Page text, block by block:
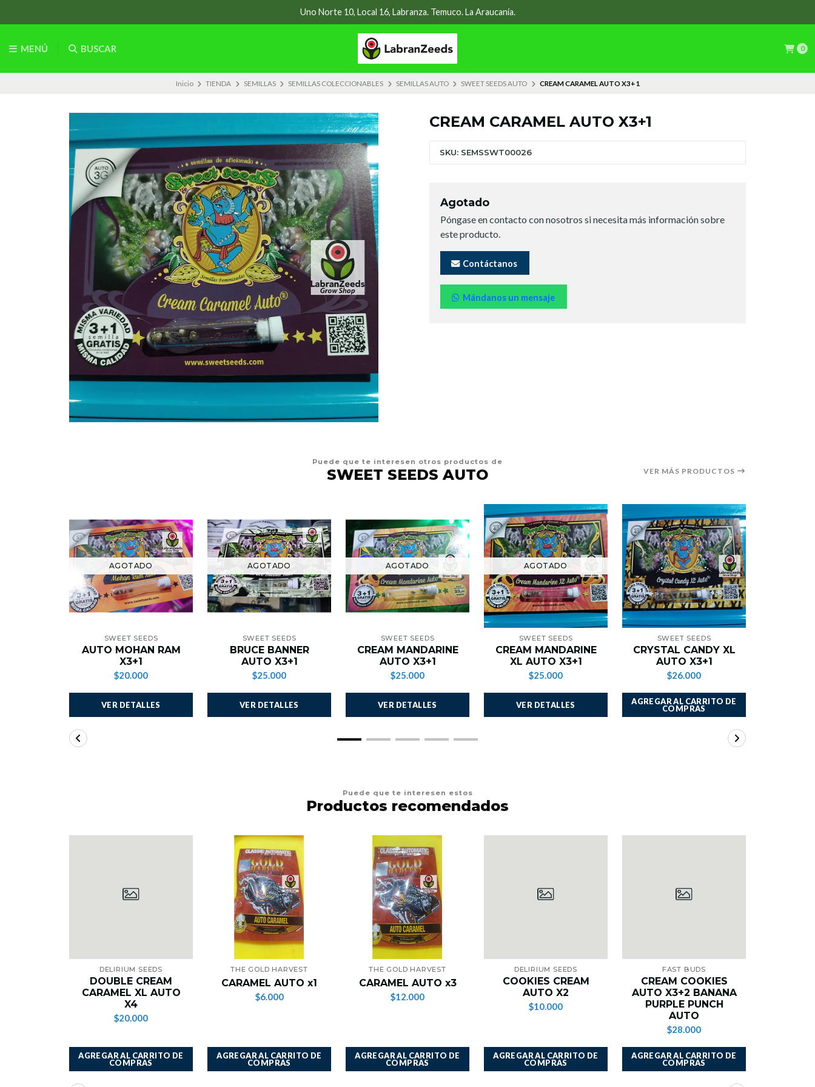
MENÚ BUSCAR 0
Uno Norte 10, Local 16, Labranza. Temuco. La Araucanía.
Inicio TIENDA SEMILLAS SEMILLAS COLECCIONABLES SEMILLAS AUTO SWEET SEEDS AUTO CREAM CARAMEL AUTO X3+1
CREAM CARAMEL AUTO X3+1
SKU: SEMSSWT00026
Agotado
Póngase en contacto con nosotros si necesita más información sobre
este producto.
Contáctanos
Mándanos un mensaje
Puede que te interesen otros productos de
SWEET SEEDS AUTO VER MÁS PRODUCTOS
AGOTADO
SWEET SEEDS
AUTO MOHAN RAM
X3+1
$20.000
VER DETALLES
AGOTADO
SWEET SEEDS
BRUCE BANNER
AUTO X3+1
$25.000
VER DETALLES
AGOTADO
SWEET SEEDS
CREAM MANDARINE
AUTO X3+1
$25.000
VER DETALLES
AGOTADO
SWEET SEEDS
CREAM MANDARINE
XL AUTO X3+1
$25.000
VER DETALLES
SWEET SEEDS
CRYSTAL CANDY XL
AUTO X3+1
$26.000
AGREGAR AL CARRITO DE
COMPRAS
Puede que te interesen estos
Productos recomendados
DELIRIUM SEEDS
DOUBLE CREAM
CARAMEL XL AUTO
X4
$20.000
AGREGAR AL CARRITO DE
COMPRAS
THE GOLD HARVEST
CARAMEL AUTO x1
$6.000
AGREGAR AL CARRITO DE
COMPRAS
THE GOLD HARVEST
CARAMEL AUTO x3
$12.000
AGREGAR AL CARRITO DE
COMPRAS
DELIRIUM SEEDS
COOKIES CREAM
AUTO X2
$10.000
AGREGAR AL CARRITO DE
COMPRAS
FAST BUDS
CREAM COOKIES
AUTO X3+2 BANANA
PURPLE PUNCH
AUTO
$28.000
AGREGAR AL CARRITO DE
COMPRAS